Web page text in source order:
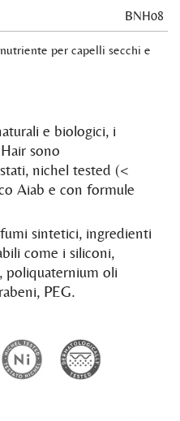
BNH08
per capelli secchi e
e biologici, i
sono
nichel tested (<
Aiab e con formule
sintetici, ingredienti
come i siliconi,
poliquaternium oli
PEG.